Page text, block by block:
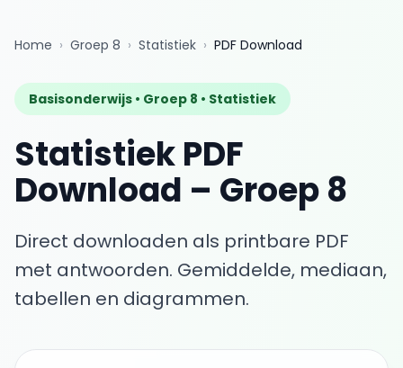
Home › Groep 8 › Statistiek › PDF Download
Basisonderwijs • Groep 8 • Statistiek
StatistiekPDF
Download – Groep 8
Direct downloaden als printbare PDF
met antwoorden. Gemiddelde, mediaan,
tabellen en diagrammen.